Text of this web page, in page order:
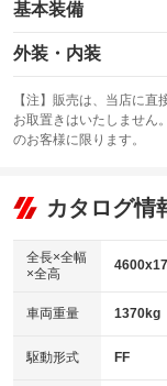
基本装備
エアバッグ：運転席
：装備あり
：装備なし
サンルーフ
：装備なし
リフトアップ
：装備なし
：装備なし
パワーウィンドウ
アイドリングストッ
：装備なし
USB入力端子
：装備なし
外装・内装
カーナビ：HDDナビ
：装備あり
TV：フルセグ
：装備あり
ビジュアル：-／
：装備あり
アルミホイール：ア
：装備あり
HID(キセノンライト)
【注】販売は、当店に
お取置きはいたしませ
のお客様に限ります。
カタログ情
全長×全幅
×全高
車両重量 1370kg
駆動形式 FF